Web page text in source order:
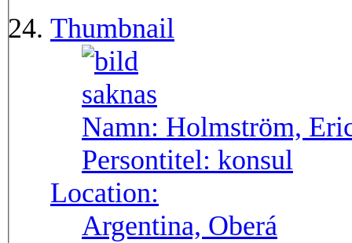
Thumbnail
Namn: Holmström,
Persontitel: konsul
Location:
Argentina, Oberá